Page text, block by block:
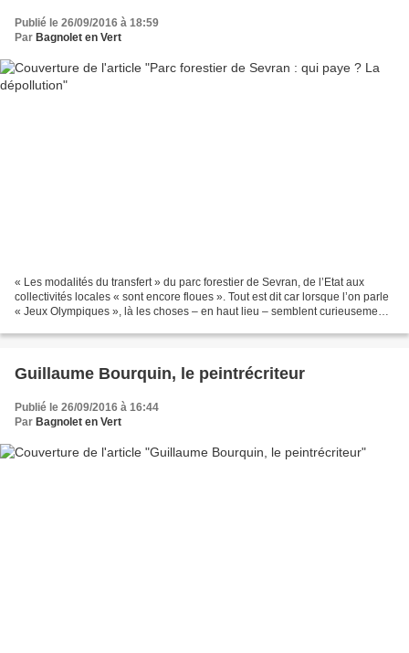
Publié le 26/09/2016 à 18:59
Par Bagnolet en Vert
« Les modalités du transfert » du parc forestier de Sevran, de l’Etat aux
collectivités locales « sont encore floues ». Tout est dit car lorsque l’on parle
« Jeux Olympiques », là les choses – en haut lieu – semblent curieusement
Guillaume Bourquin, le peintrécriteur
Publié le 26/09/2016 à 16:44
Par Bagnolet en Vert